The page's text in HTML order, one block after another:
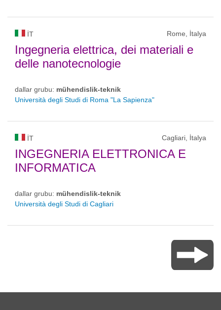
IT Rome, İtalya
Ingegneria elettrica, dei materiali e
delle nanotecnologie
dallar grubu: mühendislik-teknik
Università degli Studi di Roma "La Sapienza"
IT Cagliari, İtalya
INGEGNERIA ELETTRONICA E
INFORMATICA
dallar grubu: mühendislik-teknik
Università degli Studi di Cagliari